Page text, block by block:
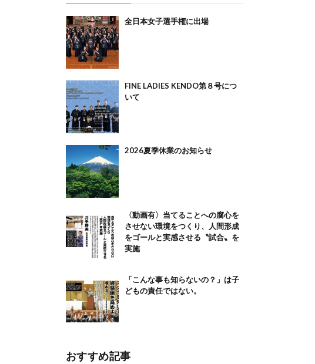
全日本女子選手権に出場
FINE LADIES KENDO第８号につ
いて
2026夏季休業のお知らせ
〈動画有〉当てることへの腐心を
させない環境をつくり、人間形成
をゴールと実感させる〝試合〟を
実施
「こんな事も知らないの？」は子
どもの責任ではない。
おすすめ記事